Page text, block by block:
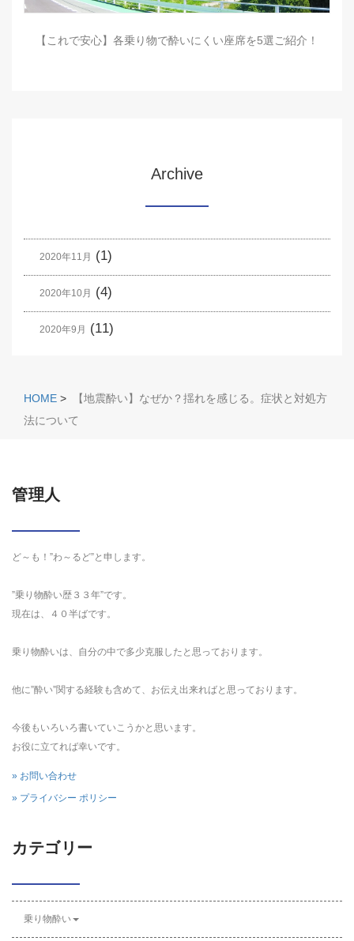
【これで安心】各乗り物で酔いにくい座席を5選ご紹介！
Archive
2020年11月 (1)
2020年10月 (4)
2020年9月 (11)
HOME >
【地震酔い】なぜか？揺れを感じる。症状と対処方
法について
管理人
ど～も！”わ～るど”と申します。
”乗り物酔い歴３３年”です。
現在は、４０半ばです。
乗り物酔いは、自分の中で多少克服したと思っております。
他に”酔い”関する経験も含めて、お伝え出来ればと思っております。
今後もいろいろ書いていこうかと思います。
お役に立てれば幸いです。
» お問い合わせ
» プライバシー ポリシー
カテゴリー
乗り物酔い